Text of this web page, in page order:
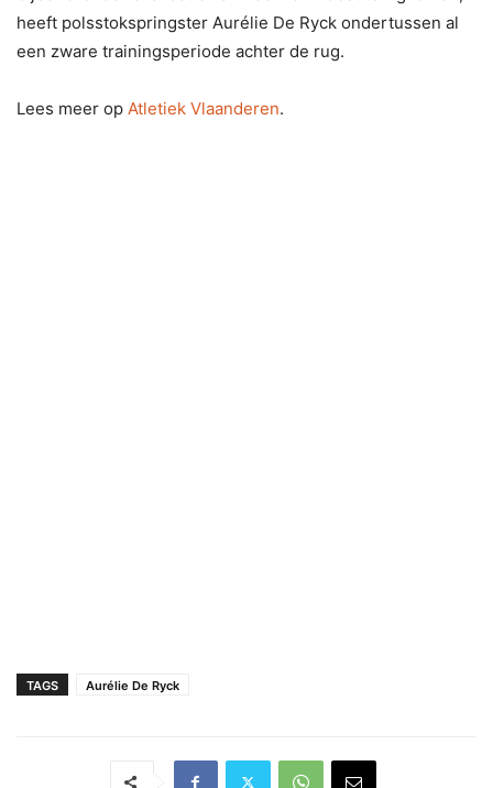
heeft polsstokspringster Aurélie De Ryck ondertussen al
een zware trainingsperiode achter de rug.
Lees meer op Atletiek Vlaanderen.
TAGS Aurélie De Ryck